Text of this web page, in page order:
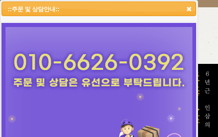
::주문 및 상담안내::